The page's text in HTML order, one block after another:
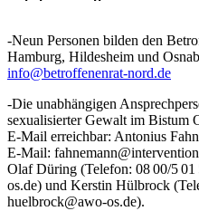
-Neun Personen bilden den
Hamburg, Hildesheim und
info@betroffenenrat-nord.de
-Die unabhängigen
sexualisierter Gewalt im Bistum
E-Mail erreichbar: Antonius
E-Mail:
Olaf Düring (Telefon: 08 00/5
os.de) und Kerstin Hülbrock
huelbrock@awo-os.de).